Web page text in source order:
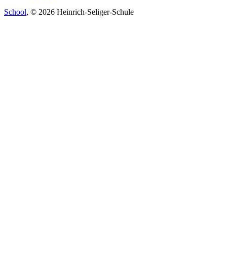
School, © 2026 Heinrich-Seliger-Schule